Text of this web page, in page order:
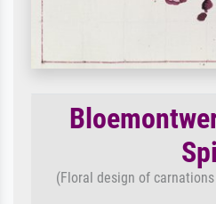
(Floral design of